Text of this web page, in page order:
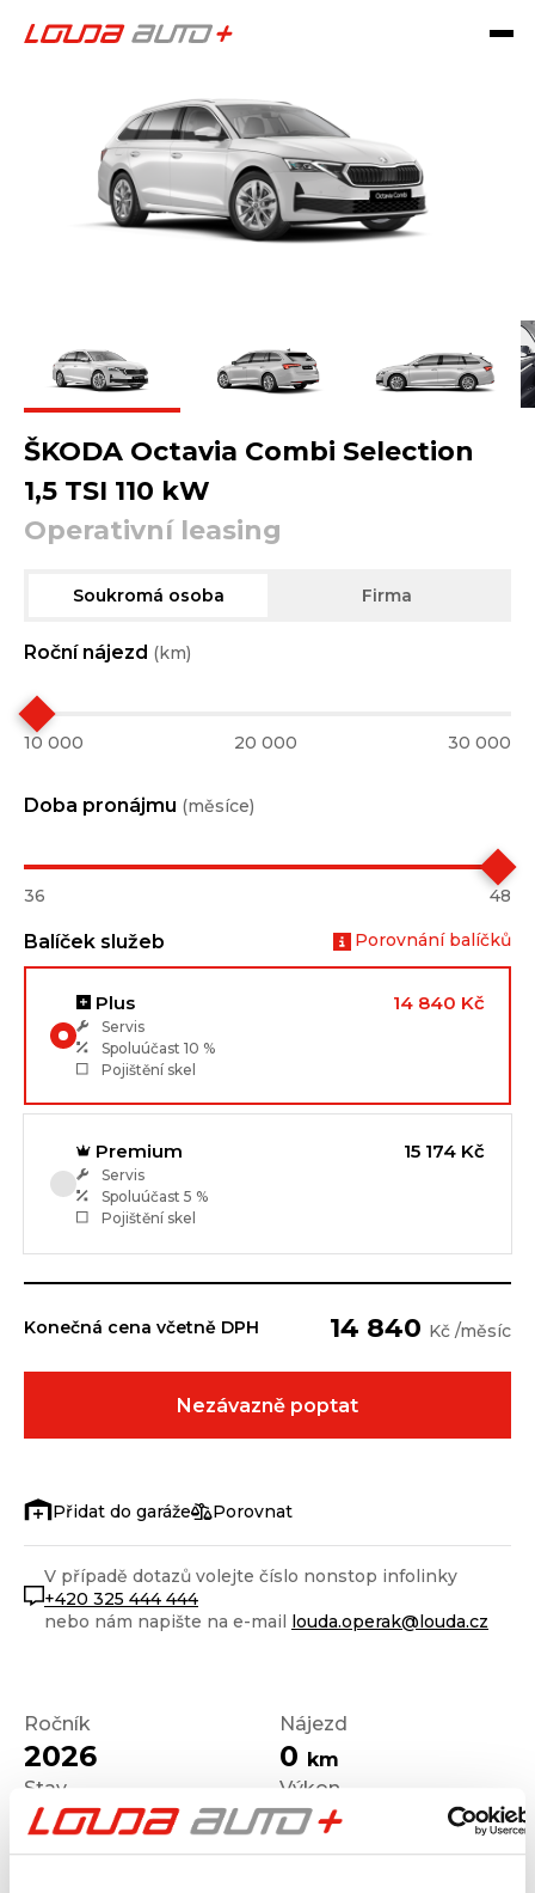
Ročník
2026
Nájezd
0 km
Stav
Nové
Výkon
110kW
Palivo
Převodovka
ŠKODA Octavia Combi Selection
1,5 TSI 110 kW
Operativní leasing
Soukromá osoba Firma
Roční nájezd (km)
10 000 20 000 30 000
Doba pronájmu (měsíce)
36 48
Balíček služeb Porovnání balíčků
Plus 14 840 Kč
Servis
Spoluúčast 10 %
Pojištění skel
Premium 15 174 Kč
Servis
Spoluúčast 5 %
Pojištění skel
Konečná cena včetně DPH 14 840 Kč /měsíc
Nezávazně poptat
Porovnat
V případě dotazů volejte číslo nonstop infolinky
+420 325 444 444
nebo nám napište na e-mail
louda.operak@louda.cz